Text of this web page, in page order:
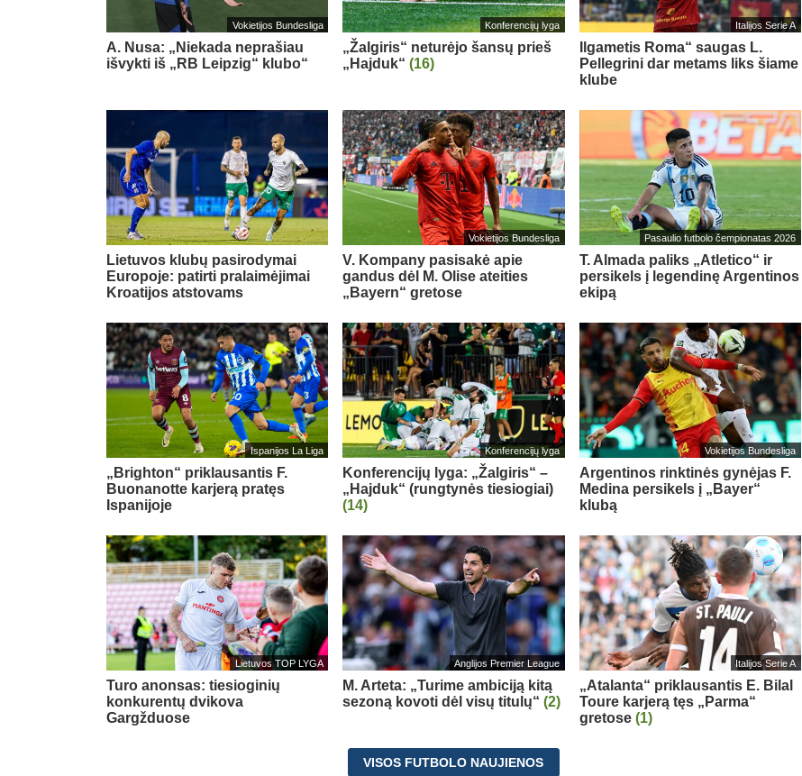
Vokietijos Bundesliga
A. Nusa: „Niekada neprašiau
išvykti iš „RB Leipzig“ klubo“
Konferencijų lyga
„Žalgiris“ neturėjo šansų prieš
„Hajduk“(16)
Italijos Serie A
Ilgametis Roma“ saugas L.
Pellegrini dar metams liks šiame
klube
Lietuvos klubų pasirodymai
Europoje: patirti pralaimėjimai
Kroatijos atstovams
Vokietijos Bundesliga
V. Kompany pasisakė apie
gandus dėl M. Olise ateities
„Bayern“ gretose
Pasaulio futbolo čempionatas 2026
T. Almada paliks „Atletico“ ir
persikels į legendinę Argentinos
ekipą
Ispanijos La Liga
„Brighton“ priklausantis F.
Buonanotte karjerą pratęs
Ispanijoje
Konferencijų lyga
Konferencijų lyga: „Žalgiris“ –
„Hajduk“ (rungtynės tiesiogiai)
(14)
Vokietijos Bundesliga
Argentinos rinktinės gynėjas F.
Medina persikels į „Bayer“
klubą
Lietuvos TOP LYGA
Turo anonsas: tiesioginių
konkurentų dvikova
Gargžduose
Anglijos Premier League
M. Arteta: „Turime ambiciją kitą
sezoną kovoti dėl visų titulų“(2)
Italijos Serie A
„Atalanta“ priklausantis E. Bilal
Toure karjerą tęs „Parma“
gretose (1)
VISOS FUTBOLO NAUJIENOS